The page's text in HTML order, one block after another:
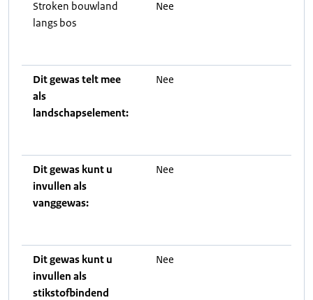
Stroken bouwland
langs bos
Nee
Dit gewas telt mee
als
landschapselement:
Nee
Dit gewas kunt u
invullen als
vanggewas:
Nee
Dit gewas kunt u
invullen als
stikstofbindend
Nee